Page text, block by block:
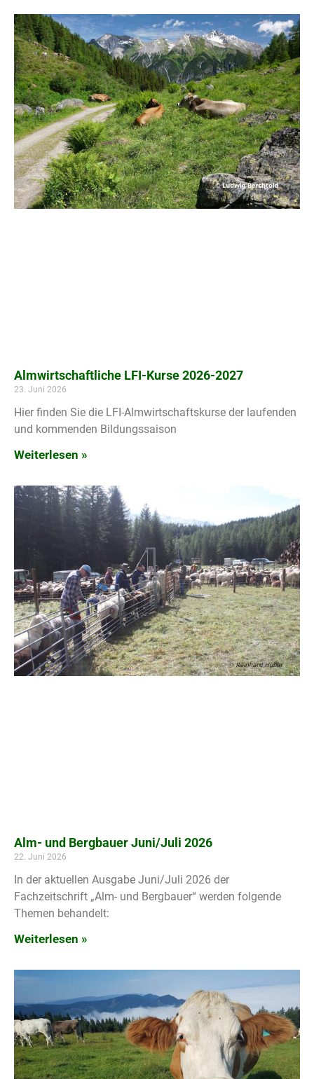
Almwirtschaftliche LFI-Kurse 2026-2027
23. Juni 2026
Hier finden Sie die LFI-Almwirtschaftskurse der laufenden
und kommenden Bildungssaison
Weiterlesen »
Alm- und Bergbauer Juni/Juli 2026
22. Juni 2026
In der aktuellen Ausgabe Juni/Juli 2026 der
Fachzeitschrift „Alm- und Bergbauer“ werden folgende
Themen behandelt:
Weiterlesen »